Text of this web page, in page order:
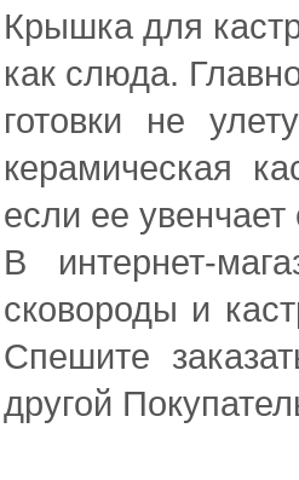
Крышка для
как слюда.
готовки не
керамическая
если ее
В интернет-
сковороды и
Спешите
другой